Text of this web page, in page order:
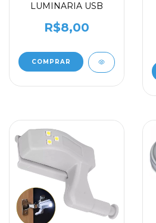
LUMINARIA USB
R$8,00